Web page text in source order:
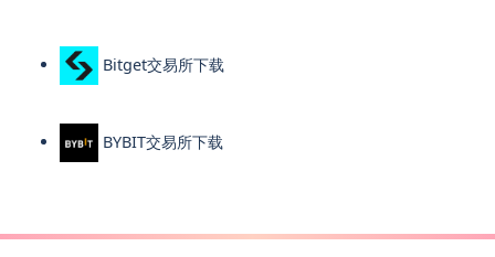
Bitget交易所下载
BYBIT交易所下载